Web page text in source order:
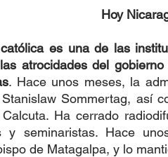
Hoy
es una de las
atrocidades del
. Hace unos meses, la
Sommertag, así
Ha cerrado
y seminaristas. Hace
de Matagalpa, y lo